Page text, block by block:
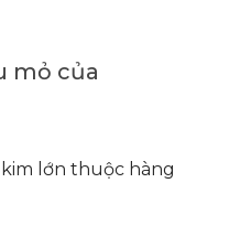
mỏ của
kim lớn thuộc hàng